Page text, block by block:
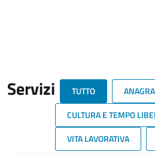
Servizi TUTTO
CULTURA E TEMPO
VITA LAVORATIVA